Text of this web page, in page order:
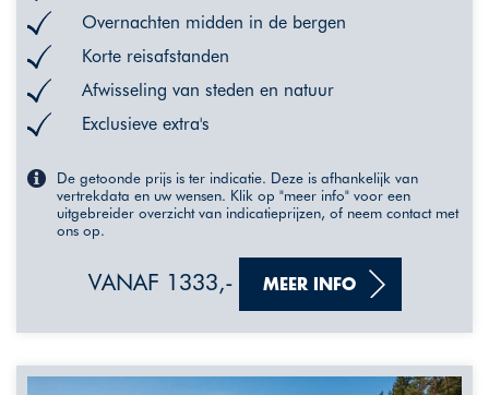
Overnachten midden in de bergen
Korte reisafstanden
Afwisseling van steden en natuur
Exclusieve extra's
De getoonde prijs is ter indicatie. Deze is afhankelijk van
vertrekdata en uw wensen. Klik op "meer info" voor een
uitgebreider overzicht van indicatieprijzen, of neem contact met
ons op.
VANAF 1333,- MEER INFO